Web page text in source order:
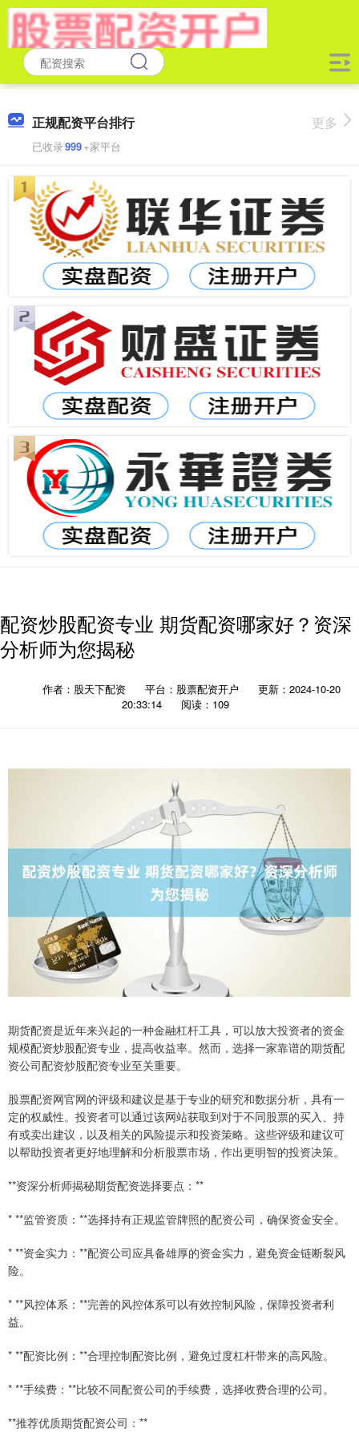
正规配资平台排行
已收录999+家平台
更多
配资炒股配资专业 期货配资哪家好？资深
分析师为您揭秘
作者：股天下配资 平台：股票配资开户
更新：2024-10-20
20:33:14
阅读：109
期货配资是近年来兴起的一种金融杠杆工具，可以放大投资者的资金
规模配资炒股配资专业，提高收益率。然而，选择一家靠谱的期货配
资公司配资炒股配资专业至关重要。
股票配资网官网的评级和建议是基于专业的研究和数据分析，具有一
定的权威性。投资者可以通过该网站获取到对于不同股票的买入、持
有或卖出建议，以及相关的风险提示和投资策略。这些评级和建议可
以帮助投资者更好地理解和分析股票市场，作出更明智的投资决策。
**资深分析师揭秘期货配资选择要点：**
* **监管资质：**选择持有正规监管牌照的配资公司，确保资金安全。
* **资金实力：**配资公司应具备雄厚的资金实力，避免资金链断裂风
险。
* **风控体系：**完善的风控体系可以有效控制风险，保障投资者利
益。
* **配资比例：**合理控制配资比例，避免过度杠杆带来的高风险。
* **手续费：**比较不同配资公司的手续费，选择收费合理的公司。
**推荐优质期货配资公司：**